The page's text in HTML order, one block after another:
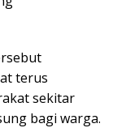
terus
sekitar
bagi warga.